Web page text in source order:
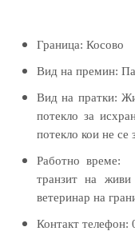
Граница: Косово
Вид на премин:
Вид на пратки:
потекло за
потекло кои не се
Работно време:
транзит на
ветеринар на
Контакт телефон: